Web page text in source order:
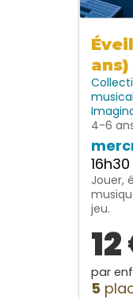
ans)
musical
4-6
Jouer,
jeu.
par
5